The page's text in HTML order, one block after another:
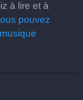
à lire et à
pouvez